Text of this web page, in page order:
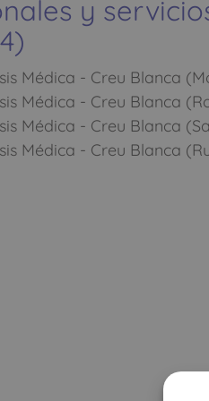
y
Médica - Creu Blanca
Médica - Creu Blanca
Médica - Creu Blanca
Médica - Creu Blanca